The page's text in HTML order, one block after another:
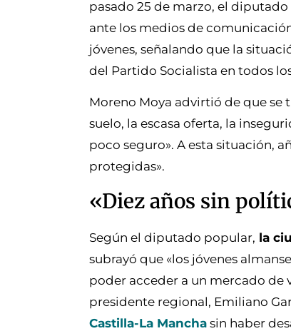
pasado 25 de marzo, el
ante los medios de
jóvenes, señalando que la
del Partido Socialista en todos
Moreno Moya advirtió de que se
suelo, la escasa oferta, la
poco seguro». A esta situación,
protegidas».
«Diez años sin
Según el diputado popular, la
subrayó que «los jóvenes
poder acceder a un mercado de
presidente regional, Emiliano
Castilla-La Mancha sin haber